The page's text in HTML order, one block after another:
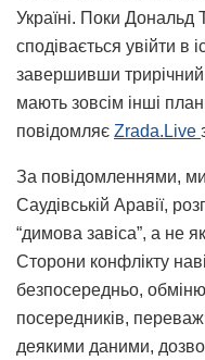
Україні. Поки Дональд
сподівається увійти в
завершивши трирічний
мають зовсім інші
повідомляє Zrada.Live
За повідомленнями,
Саудівській Аравії,
“димова завіса”, а не
Сторони конфлікту
безпосередньо,
посередників,
деякими даними,